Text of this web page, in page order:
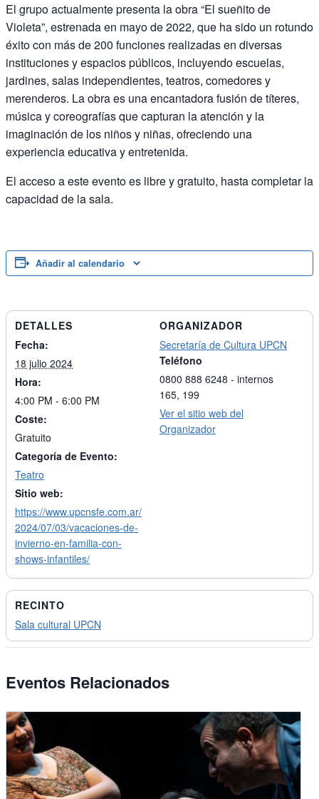
El grupo actualmente presenta la obra “El sueñito de
Violeta”, estrenada en mayo de 2022, que ha sido un rotundo
éxito con más de 200 funciones realizadas en diversas
instituciones y espacios públicos, incluyendo escuelas,
jardines, salas independientes, teatros, comedores y
merenderos. La obra es una encantadora fusión de títeres,
música y coreografías que capturan la atención y la
imaginación de los niños y niñas, ofreciendo una
experiencia educativa y entretenida.
El acceso a este evento es libre y gratuito, hasta completar la
capacidad de la sala.
Añadir al calendario
DETALLES
Fecha:
18 julio 2024
Hora:
4:00 PM - 6:00 PM
Coste:
Gratuito
Categoría de Evento:
Teatro
Sitio web:
https://www.upcnsfe.com.ar/
2024/07/03/vacaciones-de-
invierno-en-familia-con-
shows-infantiles/
ORGANIZADOR
Secretaría de Cultura UPCN
Teléfono
0800 888 6248 - internos
165, 199
Ver el sitio web del
Organizador
RECINTO
Sala cultural UPCN
Eventos Relacionados